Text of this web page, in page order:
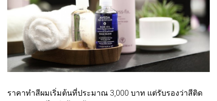
ราคาทำสีผมเริ่มต้นที่ประมาณ 3,000 บาท แต่รับรองว่าสีติด